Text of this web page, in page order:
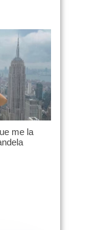
me la